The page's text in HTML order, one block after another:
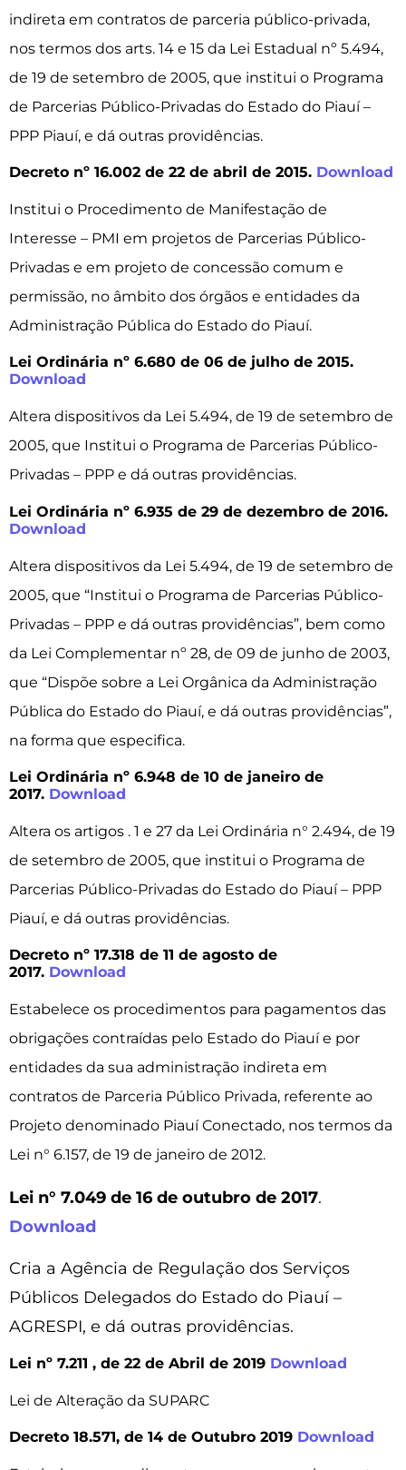
indireta em contratos de parceria público-privada,
nos termos dos arts. 14 e 15 da Lei Estadual nº 5.494,
de 19 de setembro de 2005, que institui o Programa
de Parcerias Público-Privadas do Estado do Piauí –
PPP Piauí, e dá outras providências.
Decreto nº 16.002 de 22 de abril de 2015. Download
Institui o Procedimento de Manifestação de
Interesse – PMI em projetos de Parcerias Público-
Privadas e em projeto de concessão comum e
permissão, no âmbito dos órgãos e entidades da
Administração Pública do Estado do Piauí.
Lei Ordinária nº 6.680 de 06 de julho de 2015.
Download
Altera dispositivos da Lei 5.494, de 19 de setembro de
2005, que Institui o Programa de Parcerias Público-
Privadas – PPP e dá outras providências.
Lei Ordinária nº 6.935 de 29 de dezembro de 2016.
Download
Altera dispositivos da Lei 5.494, de 19 de setembro de
2005, que “Institui o Programa de Parcerias Público-
Privadas – PPP e dá outras providências”, bem como
da Lei Complementar nº 28, de 09 de junho de 2003,
que “Dispõe sobre a Lei Orgânica da Administração
Pública do Estado do Piauí, e dá outras providências”,
na forma que especifica.
Lei Ordinária nº 6.948 de 10 de janeiro de
2017. Download
Altera os artigos . 1 e 27 da Lei Ordinária n° 2.494, de 19
de setembro de 2005, que institui o Programa de
Parcerias Público-Privadas do Estado do Piauí – PPP
Piauí, e dá outras providências.
Decreto nº 17.318 de 11 de agosto de
2017. Download
Estabelece os procedimentos para pagamentos das
obrigações contraídas pelo Estado do Piauí e por
entidades da sua administração indireta em
contratos de Parceria Público Privada, referente ao
Projeto denominado Piauí Conectado, nos termos da
Lei n° 6.157, de 19 de janeiro de 2012.
Lei n° 7.049 de 16 de outubro de 2017.
Download
Cria a Agência de Regulação dos Serviços
Públicos Delegados do Estado do Piauí –
AGRESPI, e dá outras providências.
Lei nº 7.211 , de 22 de Abril de 2019 Download
Lei de Alteração da SUPARC
Decreto 18.571, de 14 de Outubro 2019 Download